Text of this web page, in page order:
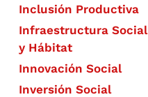
Inclusión Productiva
Infraestructura Social
y Hábitat
​Innovación Social
Inversión Social